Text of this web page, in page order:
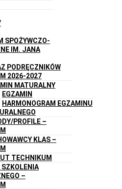
SPOŻYWCZO-
IM. JANA
PODRĘCZNIKÓW
2026-2027
MATURALNY
EGZAMIN
HARMONOGRAM EGZAMINU
PROFILE –
KLAS –
TECHNIKUM
SZKOLENIA
–